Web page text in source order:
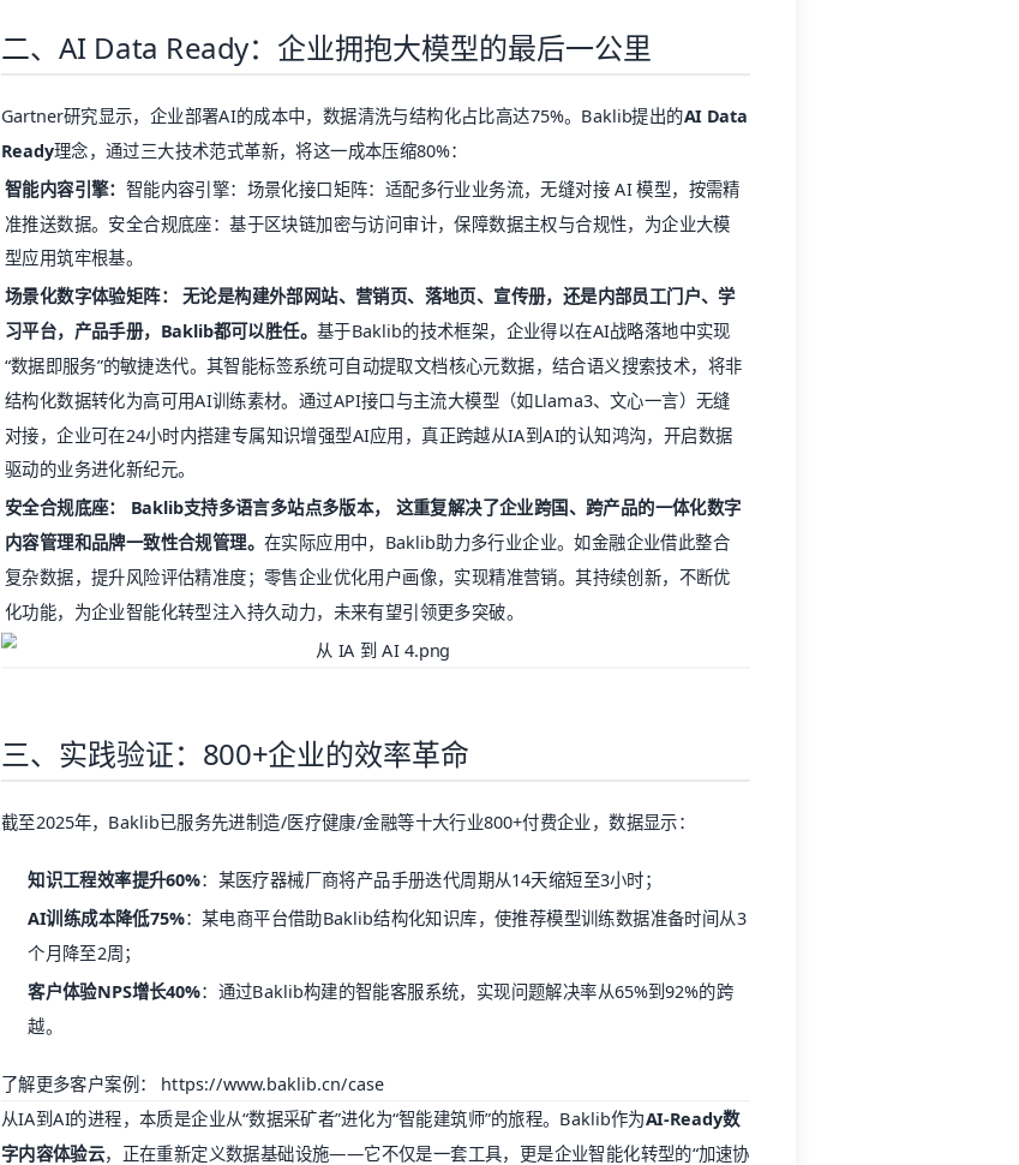
二、AI Data Ready：企业拥抱大模型的最后一公里
Gartner研究显示，企业部署AI的成本中，数据清洗与结构化占比高达75%。Baklib提出的AI Data
Ready理念，通过三大技术范式革新，将这一成本压缩80%：
智能内容引擎： 智能内容引擎：场景化接口矩阵：适配多行业业务流，无缝对接 AI 模型，按需精
准推送数据。安全合规底座：基于区块链加密与访问审计，保障数据主权与合规性，为企业大模
型应用筑牢根基。
场景化数字体验矩阵： 无论是构建外部网站、营销页、落地页、宣传册，还是内部员工门户、学
习平台，产品手册，Baklib都可以胜任。 基于Baklib的技术框架，企业得以在AI战略落地中实现
“数据即服务”的敏捷迭代。其智能标签系统可自动提取文档核心元数据，结合语义搜索技术，将非
结构化数据转化为高可用AI训练素材。通过API接口与主流大模型（如Llama3、文心一言）无缝
对接，企业可在24小时内搭建专属知识增强型AI应用，真正跨越从IA到AI的认知鸿沟，开启数据
驱动的业务进化新纪元。
安全合规底座： Baklib支持多语言多站点多版本， 这重复解决了企业跨国、跨产品的一体化数字
内容管理和品牌一致性合规管理。 在实际应用中，Baklib助力多行业企业。如金融企业借此整合
复杂数据，提升风险评估精准度；零售企业优化用户画像，实现精准营销。其持续创新，不断优
化功能，为企业智能化转型注入持久动力，未来有望引领更多突破。
三、实践验证：800+企业的效率革命
截至2025年，Baklib已服务先进制造/医疗健康/金融等十大行业800+付费企业，数据显示：
知识工程效率提升60%：某医疗器械厂商将产品手册迭代周期从14天缩短至3小时；
AI训练成本降低75%：某电商平台借助Baklib结构化知识库，使推荐模型训练数据准备时间从3
个月降至2周；
客户体验NPS增长40%：通过Baklib构建的智能客服系统，实现问题解决率从65%到92%的跨
越。
了解更多客户案例： https://www.baklib.cn/case
从IA到AI的进程，本质是企业从“数据采矿者”进化为“智能建筑师”的旅程。Baklib作为AI-Ready数
字内容体验云，正在重新定义数据基础设施——它不仅是一套工具，更是企业智能化转型的“加速协